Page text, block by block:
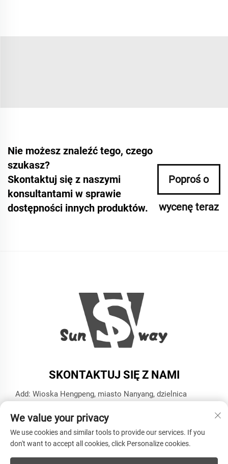
Nie możesz znaleźć tego, czego
szukasz?
Skontaktuj się z naszymi
konsultantami w sprawie
dostępności innych produktów.
Poproś o
wycenę teraz
SKONTAKTUJ SIĘ Z NAMI
Add: Wioska Hengpeng, miasto Nanyang, dzielnica
Tel.:+86-13606543282
E-mail:[email protected]
We value your privacy
We use cookies and similar tools to provide our services. If you
don't want to accept all cookies, click Personalize cookies.